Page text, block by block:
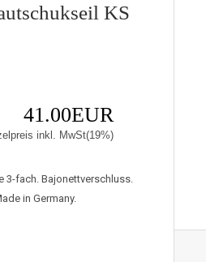
KS
41.00EUR
inkl. MwSt(19%)
3-fach. Bajonettverschluss.
in Germany.